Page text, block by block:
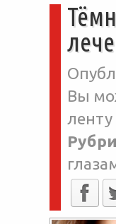
Вы
ленту